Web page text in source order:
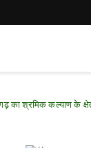
कल्याण के क्षेत्र में नई